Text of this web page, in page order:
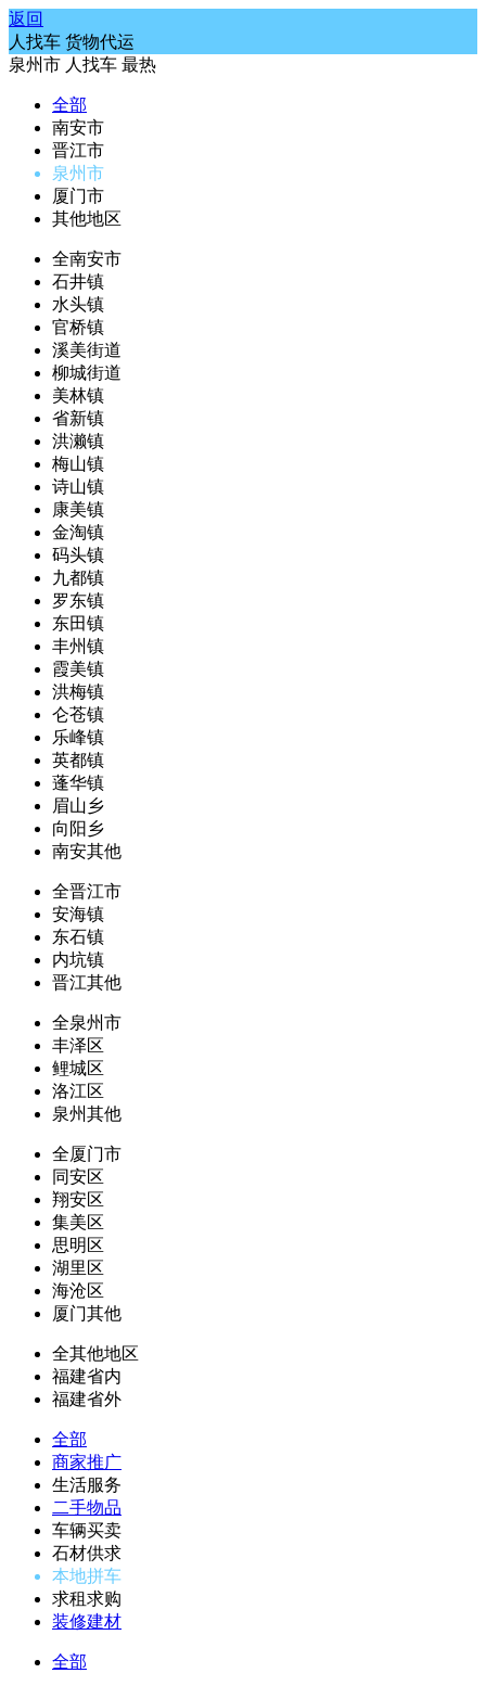
返回
人找车 货物代运
泉州市 人找车 最热
全部
南安市
晋江市
泉州市
厦门市
其他地区
全南安市
石井镇
水头镇
官桥镇
溪美街道
柳城街道
美林镇
省新镇
洪濑镇
梅山镇
诗山镇
康美镇
金淘镇
码头镇
九都镇
罗东镇
东田镇
丰州镇
霞美镇
洪梅镇
仑苍镇
乐峰镇
英都镇
蓬华镇
眉山乡
向阳乡
南安其他
全晋江市
安海镇
东石镇
内坑镇
晋江其他
全泉州市
丰泽区
鲤城区
洛江区
泉州其他
全厦门市
同安区
翔安区
集美区
思明区
湖里区
海沧区
厦门其他
全其他地区
福建省内
福建省外
全部
商家推广
生活服务
二手物品
车辆买卖
石材供求
本地拼车
求租求购
装修建材
全部